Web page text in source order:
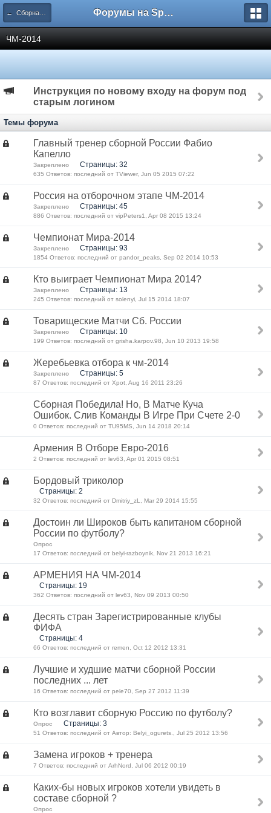
← Сборная России Форумы на Sportbox.ru
ЧМ-2014
Инструкция по новому входу на форум под
старым логином
Темы форума
Главный тренер сборной России Фабио
Капелло
Закреплено Страницы: 32
635 Ответов: последний от TViewer, Jun 05 2015 07:22
Россия на отборочном этапе ЧМ-2014
Закреплено Страницы: 45
886 Ответов: последний от vipPeters1, Apr 08 2015 13:24
Чемпионат Мира-2014
Закреплено Страницы: 93
1854 Ответов: последний от pandor_peaks, Sep 02 2014 10:53
Кто выиграет Чемпионат Мира 2014?
Закреплено Страницы: 13
245 Ответов: последний от solenyi, Jul 15 2014 18:07
Товарищеские Матчи Сб. России
Закреплено Страницы: 10
199 Ответов: последний от grisha.karpov.98, Jun 10 2013 19:58
Жеребьевка отбора к чм-2014
Закреплено Страницы: 5
87 Ответов: последний от Xpot, Aug 16 2011 23:26
Сборная Победила! Но, В Матче Куча
Ошибок. Слив Команды В Игре При Счете 2-0
0 Ответов: последний от TU95MS, Jun 14 2018 20:14
Армения В Отборе Евро-2016
2 Ответов: последний от lev63, Apr 01 2015 08:51
Бордовый триколор
Страницы: 2
32 Ответов: последний от Dmitriy_zL, Mar 29 2014 15:55
Достоин ли Широков быть капитаном сборной
России по футболу?
Опрос
17 Ответов: последний от belyi-razboynik, Nov 21 2013 16:21
АРМЕНИЯ НА ЧМ-2014
Страницы: 19
362 Ответов: последний от lev63, Nov 09 2013 00:50
Десять стран Зарегистрированные клубы
ФИФА
Страницы: 4
66 Ответов: последний от remen, Oct 12 2012 13:31
Лучшие и худшие матчи сборной России
последних ... лет
16 Ответов: последний от pele70, Sep 27 2012 11:39
Кто возглавит сборную Россию по футболу?
Опрос Страницы: 3
51 Ответов: последний от Автор: Belyi_ogurets., Jul 25 2012 13:56
Замена игроков + тренера
7 Ответов: последний от ArhNord, Jul 06 2012 00:19
Каких-бы новых игроков хотели увидеть в
составе сборной ?
Опрос